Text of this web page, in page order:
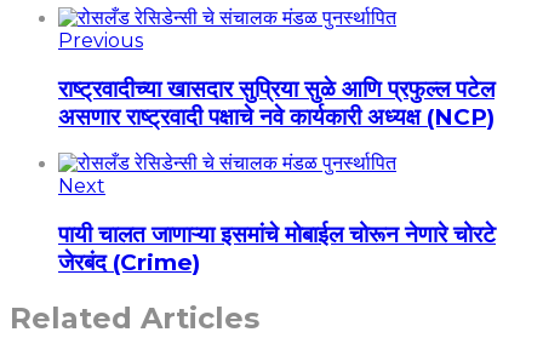
Previous
राष्ट्रवादीच्या खासदार सुप्रिया सुळे आणि प्रफुल्ल पटेल
असणार राष्ट्रवादी पक्षाचे नवे कार्यकारी अध्यक्ष (NCP)
Next
पायी चालत जाणाऱ्या इसमांचे मोबाईल चोरून नेणारे चोरटे
जेरबंद (Crime)
Related Articles